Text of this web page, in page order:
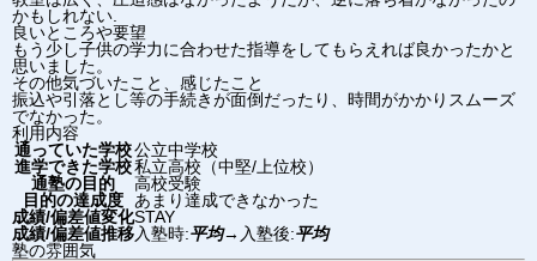
かもしれない.
良いところや要望
もう少し子供の学力に合わせた指導をしてもらえれば良かったかと
思いました。
その他気づいたこと、感じたこと
振込や引落とし等の手続きが面倒だったり、時間がかかりスムーズ
でなかった。
利用内容
通っていた学校公立中学校
進学できた学校私立高校（中堅/上位校）
通塾の目的
高校受験
目的の達成度
あまり達成できなかった
成績/偏差値変化STAY
成績/偏差値推移入塾時:平均→ 入塾後:平均
塾の雰囲気